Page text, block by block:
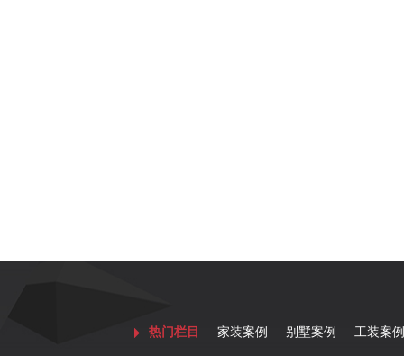
热门栏目 家装案例 别墅案例 工装案例